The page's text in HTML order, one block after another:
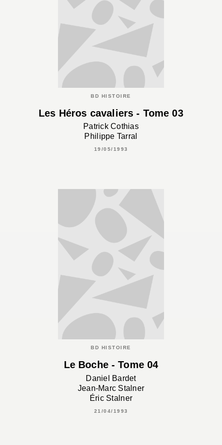
BD HISTOIRE
Les Héros cavaliers - Tome 03
Patrick Cothias
Philippe Tarral
19/05/1993
BD HISTOIRE
Le Boche - Tome 04
Daniel Bardet
Jean-Marc Stalner
Éric Stalner
21/04/1993